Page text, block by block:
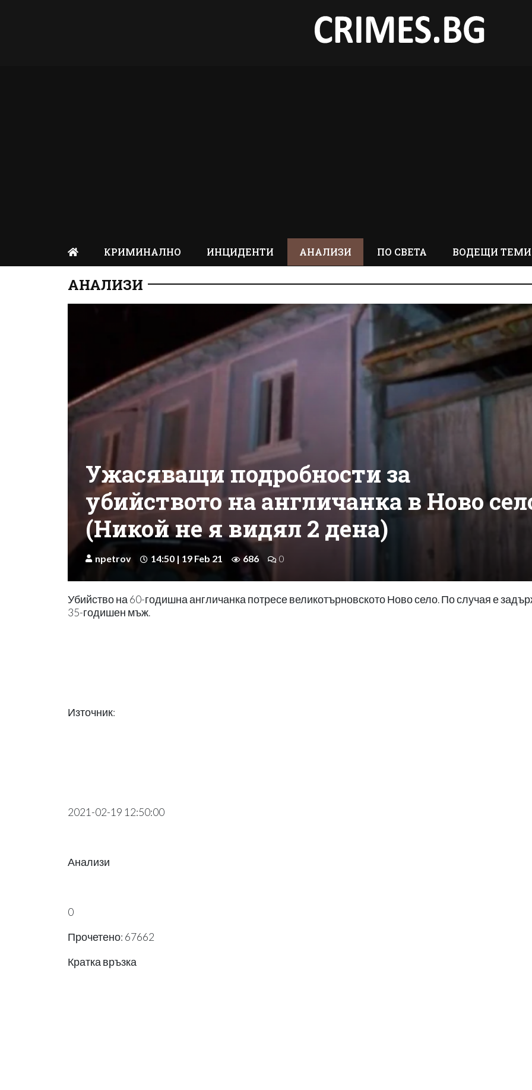
КРИМИНАЛНО ИНЦИДЕНТИ АНАЛИЗИ ПО СВЕТА ВОДЕЩИ ТЕМИ
АНАЛИЗИ
Ужасяващи подробности за
убийството на англичанка в Ново
(Никой не я видял 2 дена)
npetrov 14:50 | 19 Feb 21 686 0
Убийство на 60-годишна англичанка потресе великотърновското Ново село. По случая е
35-годишен мъж.
Източник:
2021-02-19 12:50:00
Анализи
0
Прочетено: 67662
Кратка връзка